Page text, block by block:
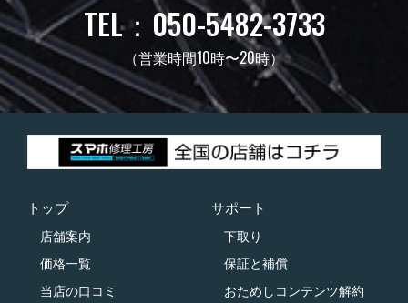
TEL：050-5482-3733
（営業時間10時〜20時）
トップ
店舗案内
価格一覧
当店の口コミ
サポート
下取り
保証と補償
おためしコンテンツ解約